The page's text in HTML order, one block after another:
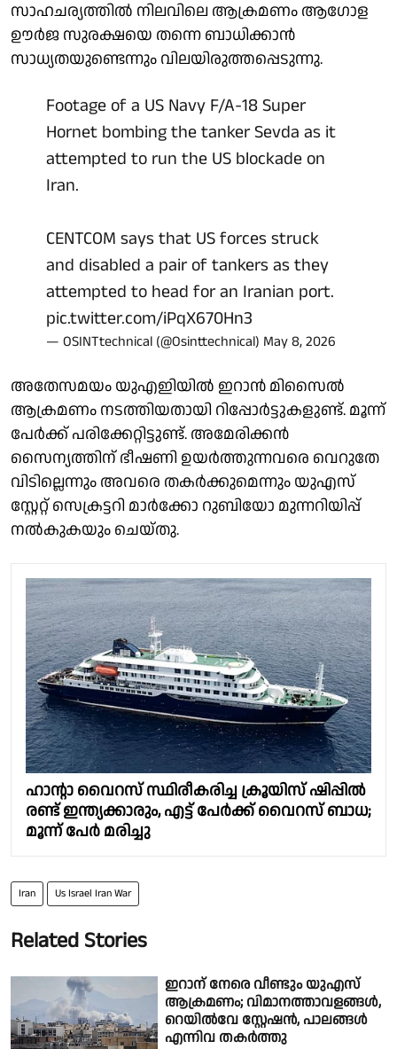
സാഹചര്യത്തില്‍ നിലവിലെ ആക്രമണം ആഗോള
ഊര്‍ജ സുരക്ഷയെ തന്നെ ബാധിക്കാന്‍
സാധ്യതയുണ്ടെന്നും വിലയിരുത്തപ്പെടുന്നു.
Footage of a US Navy F/A-18 Super
Hornet bombing the tanker Sevda as it
attempted to run the US blockade on
Iran.
CENTCOM says that US forces struck
and disabled a pair of tankers as they
attempted to head for an Iranian port.
pic.twitter.com/iPqX670Hn3
— OSINTtechnical (@Osinttechnical) May 8, 2026
അതേസമയം യുഎഇിയില്‍ ഇറാന്‍ മിസൈല്‍
ആക്രമണം നടത്തിയതായി റിപ്പോര്‍ട്ടുകളുണ്ട്. മൂന്ന്
പേര്‍ക്ക് പരിക്കേറ്റിട്ടുണ്ട്. അമേരിക്കന്‍
സൈന്യത്തിന് ഭീഷണി ഉയര്‍ത്തുന്നവരെ വെറുതേ
വിടില്ലെന്നും അവരെ തകര്‍ക്കുമെന്നും യുഎസ്
സ്റ്റേറ്റ് സെക്രട്ടറി മാര്‍ക്കോ റുബിയോ മുന്നറിയിപ്പ്
നല്‍കുകയും ചെയ്തു.
ഹാൻ്റാ വൈറസ് സ്ഥിരീകരിച്ച ക്രൂയിസ് ഷിപ്പില്‍
രണ്ട് ഇന്ത്യക്കാരും, എട്ട് പേര്‍ക്ക് വൈറസ് ബാധ;
മൂന്ന് പേർ മരിച്ചു
Iran Us Israel Iran War
Related Stories
ഇറാന് നേരെ വീണ്ടും യുഎസ്
ആക്രമണം; വിമാനത്താവളങ്ങൾ,
റെയിൽവേ സ്റ്റേഷൻ, പാലങ്ങൾ
എന്നിവ തകർത്തു